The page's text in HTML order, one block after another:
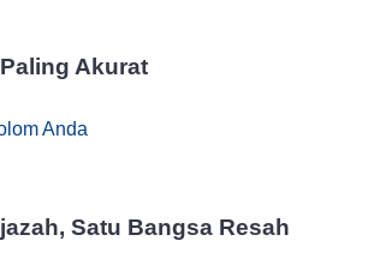
Akurat
Anda
Satu Bangsa Resah